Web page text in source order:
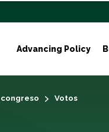
Advancing Policy
Votos